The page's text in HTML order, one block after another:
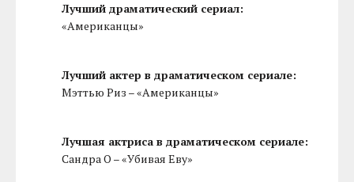
Лучший драматический сериал:
«Американцы»
Лучший актер в драматическом сериале:
Мэттью Риз – «Американцы»
Лучшая актриса в драматическом сериале:
Сандра О – «Убивая Еву»